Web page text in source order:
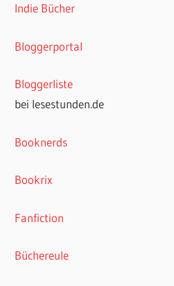
Indie Bücher
Bloggerportal
Bloggerliste
bei lesestunden.de
Booknerds
Bookrix
Fanfiction
Büchereule